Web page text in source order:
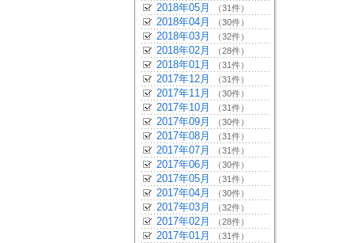
2018年05月 （31件）
2018年04月 （30件）
2018年03月 （32件）
2018年02月 （28件）
2018年01月 （31件）
2017年12月 （31件）
2017年11月 （30件）
2017年10月 （31件）
2017年09月 （30件）
2017年08月 （31件）
2017年07月 （31件）
2017年06月 （30件）
2017年05月 （31件）
2017年04月 （30件）
2017年03月 （32件）
2017年02月 （28件）
2017年01月 （31件）